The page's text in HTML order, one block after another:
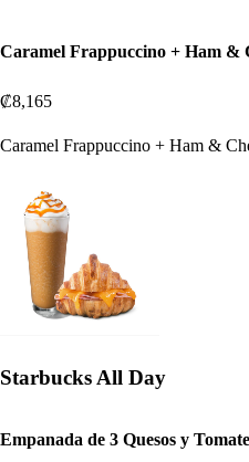
Caramel Frappuccino + Ham &
₡8,165
Caramel Frappuccino + Ham &
Starbucks All Day
Empanada de 3 Quesos y Tomate